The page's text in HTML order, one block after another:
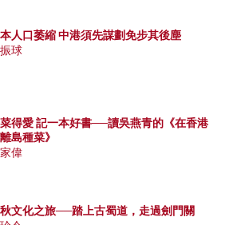
本人口萎縮 中港須先謀劃免步其後塵
球
得愛 記一本好書──讀吳燕青的《在香港
島種菜》
偉
文化之旅──踏上古蜀道，走過劍門關